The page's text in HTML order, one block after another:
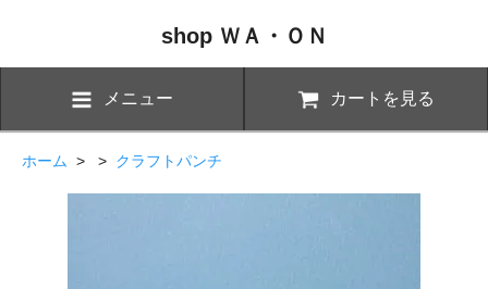
shop ＷＡ・ＯＮ
メニュー カートを見る
ホーム > > クラフトパンチ